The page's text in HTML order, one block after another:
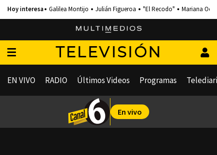
Galilea Montijo Julián Figueroa "El Recodo" Mariana
TELEVISIÓN
EN VIVO RADIO Últimos Videos Programas
En vivo